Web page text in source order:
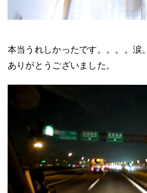
本当うれしかったです。。。。涙。
ありがとうございました。